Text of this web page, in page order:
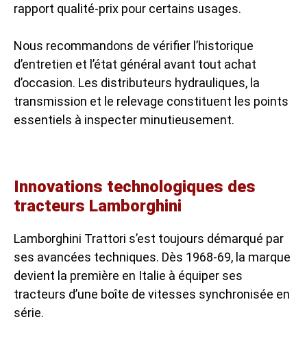
rapport qualité-prix pour certains usages.
Nous recommandons de vérifier l’historique
d’entretien et l’état général avant tout achat
d’occasion. Les distributeurs hydrauliques, la
transmission et le relevage constituent les points
essentiels à inspecter minutieusement.
Innovations technologiques des
tracteurs Lamborghini
Lamborghini Trattori s’est toujours démarqué par
ses avancées techniques. Dès 1968-69, la marque
devient la première en Italie à équiper ses
tracteurs d’une boîte de vitesses synchronisée en
série.